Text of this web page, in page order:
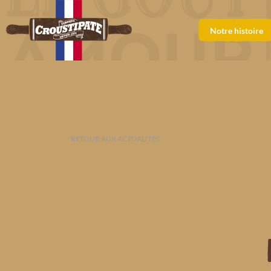
Notre histoire
RETOUR AUX ACTUALITÉS